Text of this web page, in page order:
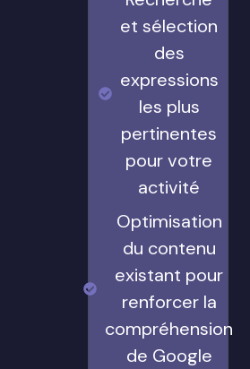
et sélection
des
expressions
les plus
pertinentes
pour votre
activité
Optimisation
du contenu
existant pour
renforcer la
compréhension
de Google